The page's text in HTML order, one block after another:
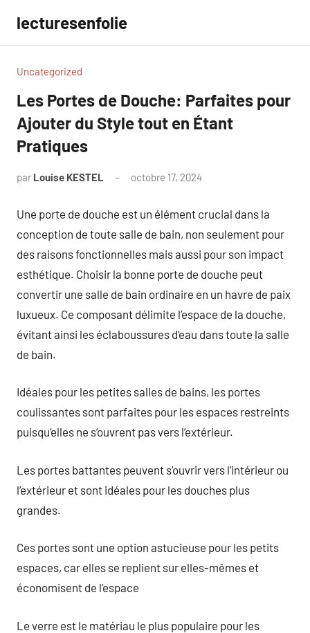
contenu
lecturesenfolie
Uncategorized
Les Portes de Douche: Parfaites pour
Ajouter du Style tout en Étant
Pratiques
par Louise KESTEL octobre 17, 2024
Une porte de douche est un élément crucial dans la
conception de toute salle de bain, non seulement pour
des raisons fonctionnelles mais aussi pour son impact
esthétique. Choisir la bonne porte de douche peut
convertir une salle de bain ordinaire en un havre de paix
luxueux. Ce composant délimite l’espace de la douche,
évitant ainsi les éclaboussures d’eau dans toute la salle
de bain.
Idéales pour les petites salles de bains, les portes
coulissantes sont parfaites pour les espaces restreints
puisqu’elles ne s’ouvrent pas vers l’extérieur.
Les portes battantes peuvent s’ouvrir vers l’intérieur ou
l’extérieur et sont idéales pour les douches plus
grandes.
Ces portes sont une option astucieuse pour les petits
espaces, car elles se replient sur elles-mêmes et
économisent de l’espace
Le verre est le matériau le plus populaire pour les